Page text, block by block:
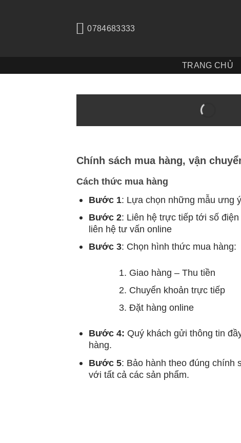
0784683333
TRANG CHỦ
Chính sách mua hàng, vận
Cách thức mua hàng
Bước 1: Lựa chọn những mẫu ưng
Bước 2: Liên hệ trực tiếp tới số
liên hệ tư vấn online
Bước 3: Chọn hình thức mua hàng:
Giao hàng – Thu tiền
Chuyển khoản trực tiếp
Đặt hàng online
Bước 4: Quý khách gửi thông tin
hàng.
Bước 5: Bảo hành theo đúng chính
với tất cả các sản phẩm.